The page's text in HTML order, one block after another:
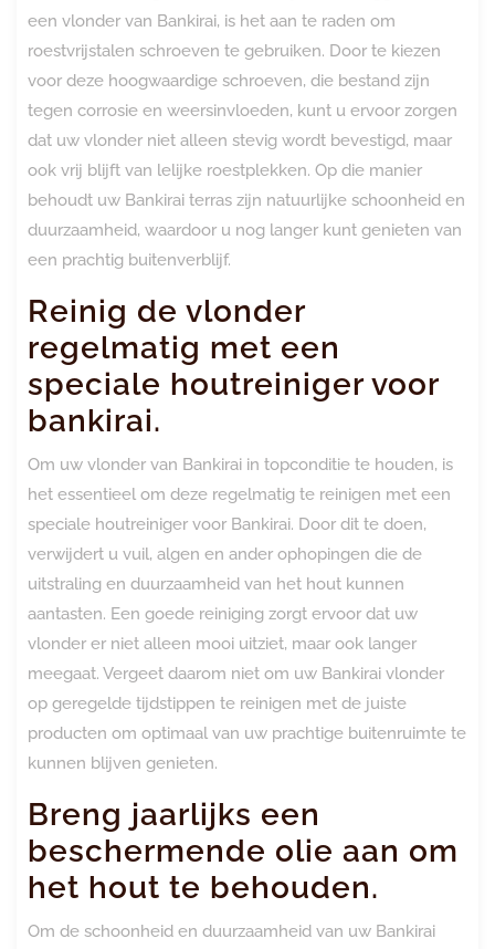
een vlonder van Bankirai, is het aan te raden om
roestvrijstalen schroeven te gebruiken. Door te kiezen
voor deze hoogwaardige schroeven, die bestand zijn
tegen corrosie en weersinvloeden, kunt u ervoor zorgen
dat uw vlonder niet alleen stevig wordt bevestigd, maar
ook vrij blijft van lelijke roestplekken. Op die manier
behoudt uw Bankirai terras zijn natuurlijke schoonheid en
duurzaamheid, waardoor u nog langer kunt genieten van
een prachtig buitenverblijf.
Reinig de vlonder
regelmatig met een
speciale houtreiniger voor
bankirai.
Om uw vlonder van Bankirai in topconditie te houden, is
het essentieel om deze regelmatig te reinigen met een
speciale houtreiniger voor Bankirai. Door dit te doen,
verwijdert u vuil, algen en ander ophopingen die de
uitstraling en duurzaamheid van het hout kunnen
aantasten. Een goede reiniging zorgt ervoor dat uw
vlonder er niet alleen mooi uitziet, maar ook langer
meegaat. Vergeet daarom niet om uw Bankirai vlonder
op geregelde tijdstippen te reinigen met de juiste
producten om optimaal van uw prachtige buitenruimte te
kunnen blijven genieten.
Breng jaarlijks een
beschermende olie aan om
het hout te behouden.
Om de schoonheid en duurzaamheid van uw Bankirai